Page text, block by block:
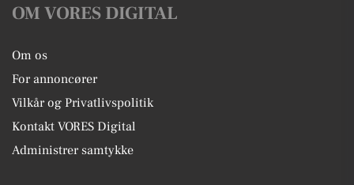
OM VORES DIGITAL
Om os
For annoncører
Vilkår og Privatlivspolitik
Kontakt VORES Digital
Administrer samtykke